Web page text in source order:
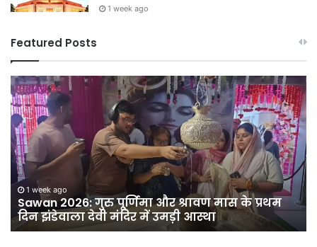
1 week ago
Featured Posts
Sawan
2026:
गुरु
पूर्णिमा
और
श्रावण
मास
के
प्रथम
दिन
झंडेवाला
1 week ago
Sawan 2026: गुरु पूर्णिमा और श्रावण मास के प्रथम
दिन झंडेवाला देवी मंदिर में उमड़ी आस्था
हर